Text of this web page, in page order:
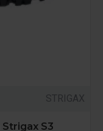
STRIGAX
S3